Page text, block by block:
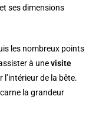
ses dimensions
les nombreux points
à unevisite
l’intérieur de la bête.
la grandeur